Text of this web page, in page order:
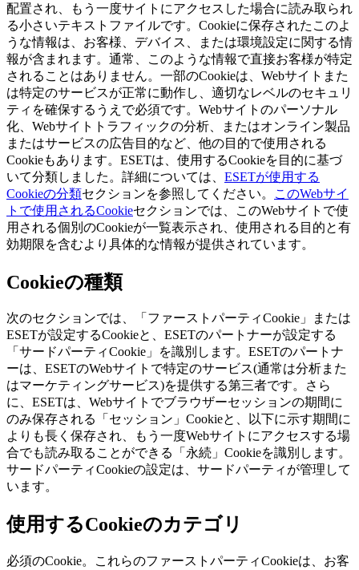
配置され、もう一度サイトにアクセスした場合に読み取られ
る小さいテキストファイルです。Cookieに保存されたこのよ
うな情報は、お客様、デバイス、または環境設定に関する情
報が含まれます。通常、このような情報で直接お客様が特定
されることはありません。一部のCookieは、Webサイトまた
は特定のサービスが正常に動作し、適切なレベルのセキュリ
ティを確保するうえで必須です。Webサイトのパーソナル
化、Webサイトトラフィックの分析、またはオンライン製品
またはサービスの広告目的など、他の目的で使用される
Cookieもあります。ESETは、使用するCookieを目的に基づ
いて分類しました。詳細については、 ESETが使用する
Cookieの分類セクションを参照してください。
このWebサイ
トで使用されるCookieセクションでは、このWebサイトで使
用される個別のCookieが一覧表示され、使用される目的と有
効期限を含むより具体的な情報が提供されています。
Cookieの種類
次のセクションでは、「ファーストパーティCookie」または
ESETが設定するCookieと、ESETのパートナーが設定する
「サードパーティCookie」を識別します。ESETのパートナ
ーは、ESETのWebサイトで特定のサービス(通常は分析また
はマーケティングサービス)を提供する第三者です。さら
に、ESETは、Webサイトでブラウザーセッションの期間に
のみ保存される「セッション」Cookieと、以下に示す期間に
よりも長く保存され、もう一度Webサイトにアクセスする場
合でも読み取ることができる「永続」Cookieを識別します。
サードパーティCookieの設定は、サードパーティが管理して
います。
使用するCookieのカテゴリ
必須のCookie。
これらのファーストパーティCookieは、お客